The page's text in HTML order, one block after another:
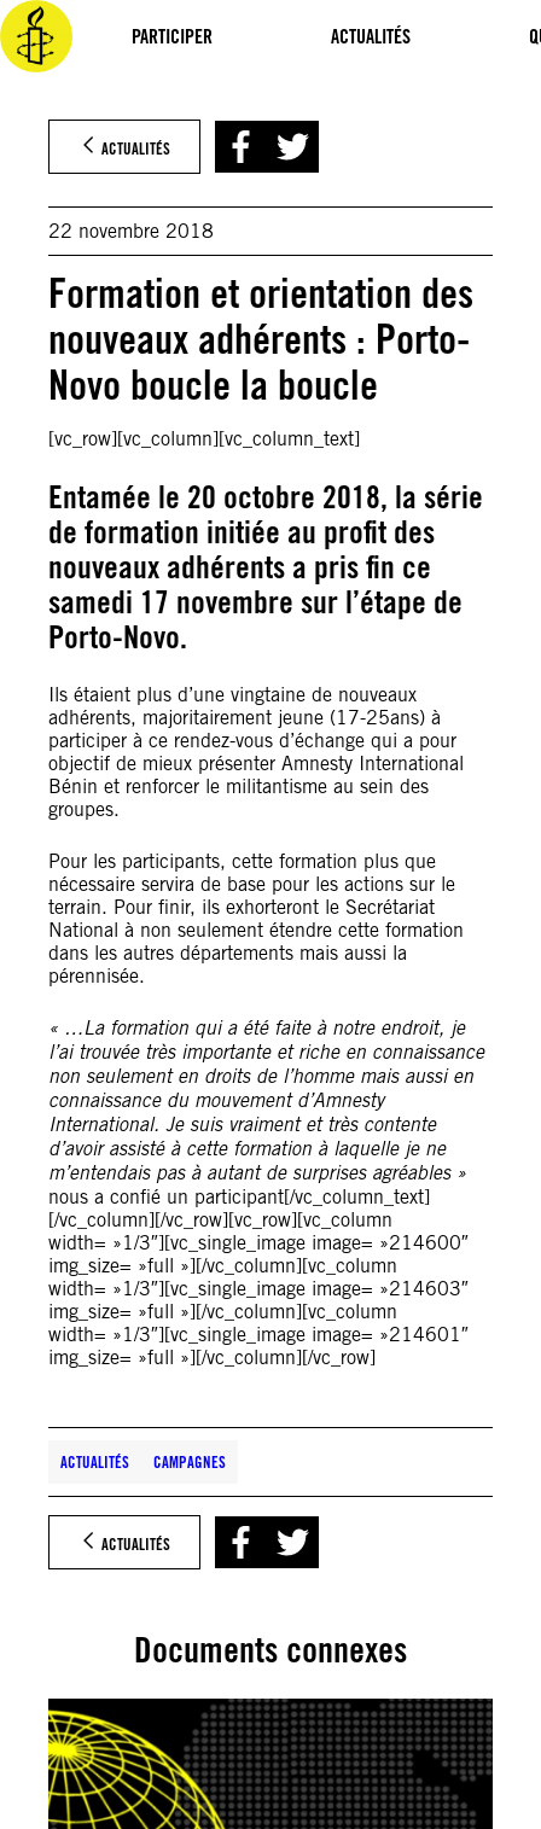
PARTICIPER ACTUALITÉS
Aller
au
contenu
ACTUALITÉS
22 novembre 2018
Formation et orientation des
nouveaux adhérents : Porto-
Novo boucle la boucle
[vc_row][vc_column][vc_column_text]
Entamée le 20 octobre 2018, la série
de formation initiée au profit des
nouveaux adhérents a pris fin ce
samedi 17 novembre sur l’étape de
Porto-Novo.
Ils étaient plus d’une vingtaine de nouveaux
adhérents, majoritairement jeune (17-25ans) à
participer à ce rendez-vous d’échange qui a pour
objectif de mieux présenter Amnesty International
Bénin et renforcer le militantisme au sein des
groupes.
Pour les participants, cette formation plus que
nécessaire servira de base pour les actions sur le
terrain. Pour finir, ils exhorteront le Secrétariat
National à non seulement étendre cette formation
dans les autres départements mais aussi la
pérennisée.
« …La formation qui a été faite à notre endroit, je
l’ai trouvée très importante et riche en connaissance
non seulement en droits de l’homme mais aussi en
connaissance du mouvement d’Amnesty
International. Je suis vraiment et très contente
d’avoir assisté à cette formation à laquelle je ne
m’entendais pas à autant de surprises agréables »
nous a confié un participant[/vc_column_text]
[/vc_column][/vc_row][vc_row][vc_column
width= »1/3″][vc_single_image image= »214600″
img_size= »full »][/vc_column][vc_column
width= »1/3″][vc_single_image image= »214603″
img_size= »full »][/vc_column][vc_column
width= »1/3″][vc_single_image image= »214601″
img_size= »full »][/vc_column][/vc_row]
ACTUALITÉS CAMPAGNES
ACTUALITÉS
Documents connexes